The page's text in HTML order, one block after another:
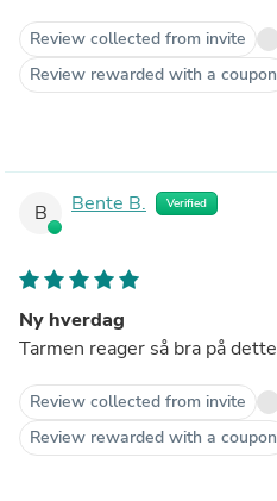
Review collected from invite
Review rewarded with a coupon
B Bente B. Verified
Ny hverdag
Review collected from invite
Review rewarded with a coupon